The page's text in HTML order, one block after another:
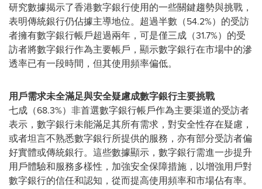
研究數據揭示了香港數字銀行使用的一些關鍵趨勢與挑戰，
表明傳統銀行仍佔據主導地位。超過半數（54.2%）的受訪
者擁有數字銀行帳戶超過兩年，可是僅三成（31.7%）的受
訪者將數字銀行作為主要帳戶，顯示數字銀行在市場中的滲
透率已有一段時間，但其使用頻率偏低。
用戶需求未全滿足與安全疑慮成數字銀行主要挑戰
七成（68.3%）非首選數字銀行帳戶作為主要渠道的受訪者
表示，數字銀行未能滿足其所有需求，對安全性存在疑慮，
或者坦言不熟悉數字銀行所提供的服務，亦有部分受訪者偏
好實體或傳統銀行。這些數據顯示，數字銀行需進一步提升
用戶體驗和服務多樣性，加強安全保障措施，以增強用戶對
數字銀行的信任和認知，從而提高使用頻率和市場佔有率。